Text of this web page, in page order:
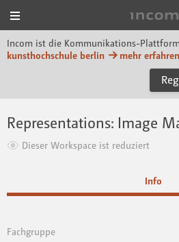
Incom ist die Kommunikations-
kunsthochschule berlin
mehr erfahren
Representations: Image
Dieser Workspace ist reduziert
Info
Fachgruppe